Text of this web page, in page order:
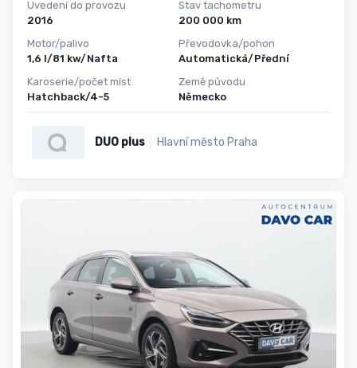
Uvedení do provozu
2016
Motor/palivo
1,6 l/81 kw/Nafta
Karoserie/počet míst
Hatchback/4-5
Stav tachometru
200 000 km
Převodovka/pohon
Automatická/Přední
Země původu
Německo
DUO plus Hlavní město Praha